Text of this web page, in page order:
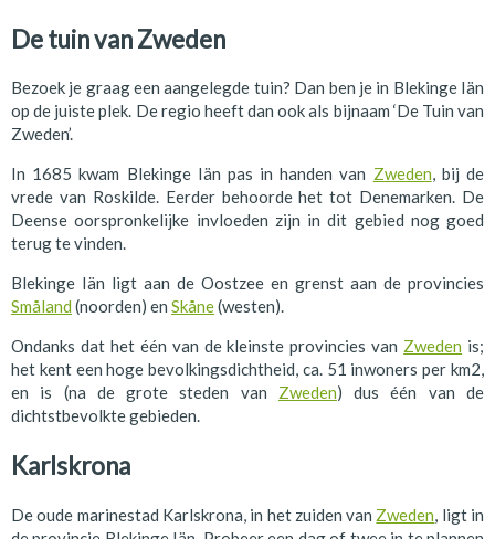
De tuin van Zweden
Bezoek je graag een aangelegde tuin? Dan ben je in Blekinge Iän
op de juiste plek. De regio heeft dan ook als bijnaam ‘De Tuin van
Zweden’.
In 1685 kwam Blekinge Iän pas in handen van Zweden, bij de
vrede van Roskilde. Eerder behoorde het tot Denemarken. De
Deense oorspronkelijke invloeden zijn in dit gebied nog goed
terug te vinden.
Blekinge Iän ligt aan de Oostzee en grenst aan de provincies
Småland (noorden) en Skåne(westen).
Ondanks dat het één van de kleinste provincies van Zweden is;
het kent een hoge bevolkingsdichtheid, ca. 51 inwoners per km2,
en is (na de grote steden van Zweden) dus één van de
dichtstbevolkte gebieden.
Karlskrona
De oude marinestad Karlskrona, in het zuiden van Zweden, ligt in